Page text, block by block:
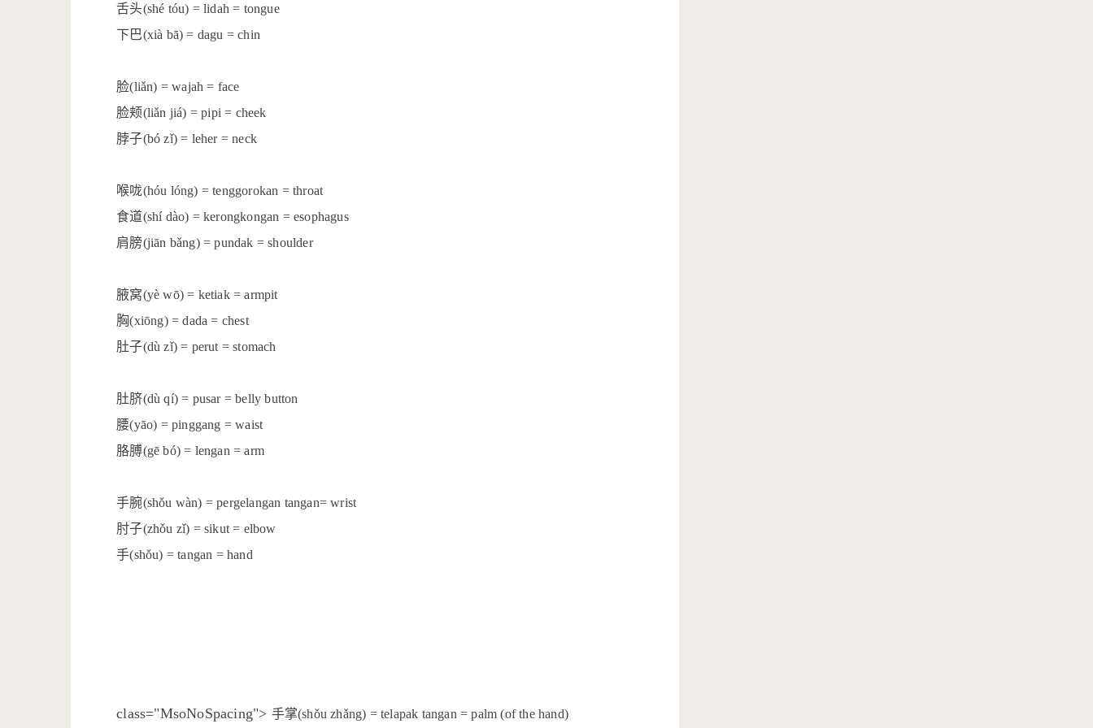
舌头(shé tóu) = lidah = tongue
下巴(xià bā) = dagu = chin
脸(liǎn) = wajah = face
脸颊(liǎn jiá) = pipi = cheek
脖子(bó zǐ) = leher = neck
喉咙(hóu lóng) = tenggorokan = throat
食道(shí dào) = kerongkongan = esophagus
肩膀(jiān bǎng) = pundak = shoulder
腋窝(yè wō) = ketiak = armpit
胸(xiōng) = dada = chest
肚子(dù zǐ) = perut = stomach
肚脐(dù qí) = pusar = belly button
腰(yāo) = pinggang = waist
胳膊(gē bó) = lengan = arm
手腕(shǒu wàn) = pergelangan tangan= wrist
肘子(zhǒu zǐ) = sikut = elbow
手(shǒu) = tangan = hand
class="MsoNoSpacing"> 手掌(shǒu zhǎng) = telapak tangan = palm (of the hand)